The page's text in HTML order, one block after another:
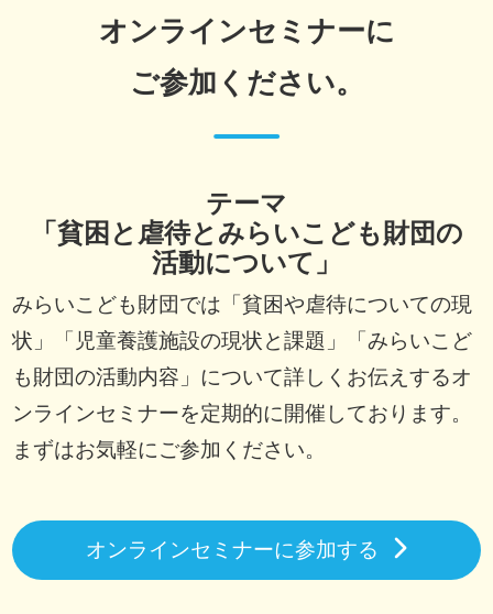
オンラインセミナーに
ご参加ください。
テーマ
「貧困と虐待とみらいこども財団の
活動について」
みらいこども財団では「貧困や虐待についての現
状」「児童養護施設の現状と課題」「みらいこど
も財団の活動内容」について詳しくお伝えするオ
ンラインセミナーを定期的に開催しております。
まずはお気軽にご参加ください。
オンラインセミナーに参加する